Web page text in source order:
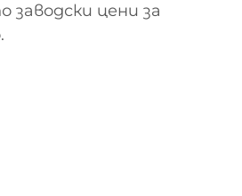
заводски цени за